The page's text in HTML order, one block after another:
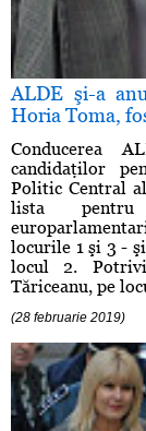
ALDE şi-a
Horia Toma,
Conducerea
candidaţilor
Politic Central
lista pentru
locurile 1 şi 3 -
locul 2.
Tăriceanu, pe
(28 februarie 2019)